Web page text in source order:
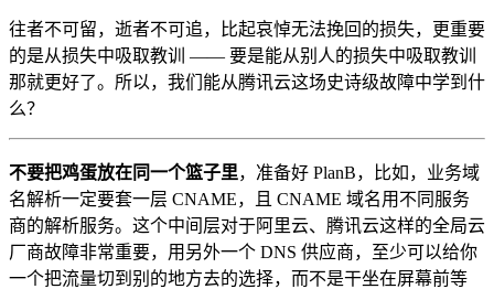
往者不可留，逝者不可追，比起哀悼无法挽回的损失，更重要
的是从损失中吸取教训 —— 要是能从别人的损失中吸取教训
那就更好了。所以，我们能从腾讯云这场史诗级故障中学到什
么？
不要把鸡蛋放在同一个篮子里，准备好 PlanB，比如，业务域
名解析一定要套一层 CNAME，且 CNAME 域名用不同服务
商的解析服务。这个中间层对于阿里云、腾讯云这样的全局云
厂商故障非常重要，用另外一个 DNS 供应商，至少可以给你
一个把流量切到别的地方去的选择，而不是干坐在屏幕前等